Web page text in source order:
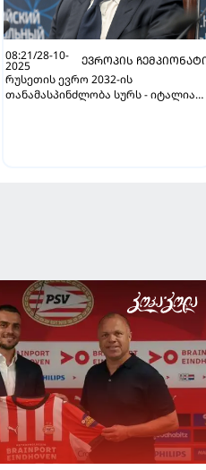
08:21/28-10-
2025
ᲔᲕᲠᲝᲞᲘᲡ
რუსეთის ევრო 2032-ის
თანამასპინძლობა სურს - იტალიაში